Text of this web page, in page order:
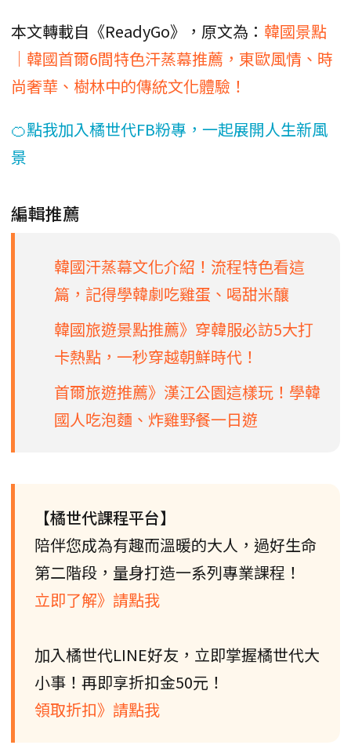
本文轉載自《ReadyGo》，原文為： 韓國景點
｜韓國首爾6間特色汗蒸幕推薦，東歐風情、時
尚奢華、樹林中的傳統文化體驗！
🍊點我加入橘世代FB粉專，一起展開人生新風
景
編輯推薦
韓國汗蒸幕文化介紹！流程特色看這
篇，記得學韓劇吃雞蛋、喝甜米釀
韓國旅遊景點推薦》穿韓服必訪5大打
卡熱點，一秒穿越朝鮮時代！
首爾旅遊推薦》漢江公園這樣玩！學韓
國人吃泡麵、炸雞野餐一日遊
【橘世代課程平台】
陪伴您成為有趣而溫暖的大人，過好生命
第二階段，量身打造一系列專業課程！
立即了解》請點我
加入橘世代LINE好友，立即掌握橘世代大
小事！再即享折扣金50元！
領取折扣》請點我